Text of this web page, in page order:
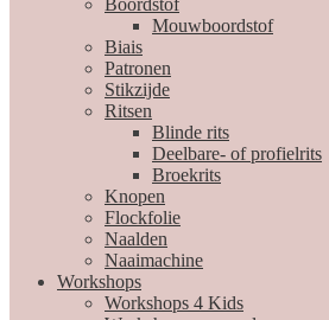
Boordstof
Mouwboordstof
Biais
Patronen
Stikzijde
Ritsen
Blinde rits
Deelbare- of profielrits
Broekrits
Knopen
Flockfolie
Naalden
Naaimachine
Workshops
Workshops 4 Kids